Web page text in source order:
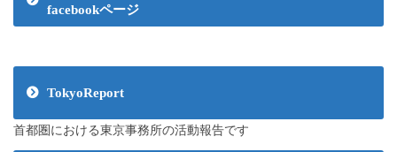
facebookページ
TokyoReport
首都圏における東京事務所の活動報告です